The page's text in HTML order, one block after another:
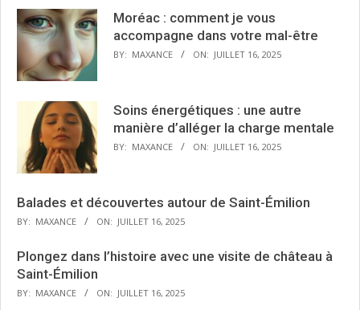
Moréac : comment je vous
accompagne dans votre mal-être
BY: MAXANCE ON: JUILLET 16, 2025
Soins énergétiques : une autre
manière d’alléger la charge mentale
BY: MAXANCE ON: JUILLET 16, 2025
Balades et découvertes autour de Saint-Émilion
BY: MAXANCE ON: JUILLET 16, 2025
Plongez dans l’histoire avec une visite de château à
Saint-Émilion
BY: MAXANCE ON: JUILLET 16, 2025